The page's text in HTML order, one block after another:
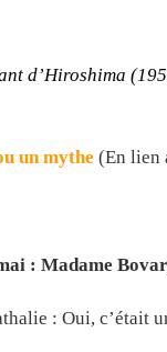
d’Hiroshima
un mythe (En lien
: Madame
: Oui, c’était